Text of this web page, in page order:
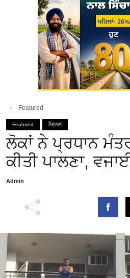
Featured
Featured ਨੈਸ਼ਨਲ
ਲੋਕਾਂ ਨੇ ਪ੍ਰਧਾਨ
ਕੀਤੀ ਪਾਲਣਾ,
Admin